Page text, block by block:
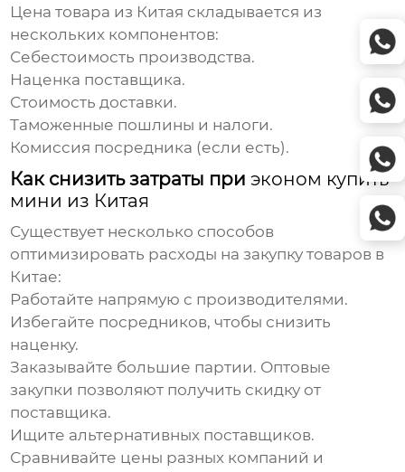
Цена товара из Китая складывается из
нескольких компонентов:
Себестоимость производства.
Наценка поставщика.
Стоимость доставки.
Таможенные пошлины и налоги.
Комиссия посредника (если есть).
Как снизить затраты приэконом купить
мини из Китая
Существует несколько способов
оптимизировать расходы на закупку товаров в
Китае:
Работайте напрямую с производителями.
Избегайте посредников, чтобы снизить
наценку.
Заказывайте большие партии. Оптовые
закупки позволяют получить скидку от
поставщика.
Ищите альтернативных поставщиков.
Сравнивайте цены разных компаний и